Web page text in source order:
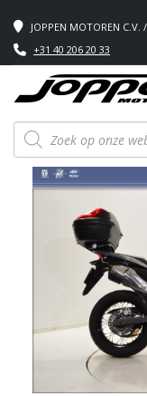
JOPPEN MOTOREN C.V.
+31 40 206 20 33
Producten
zoeken